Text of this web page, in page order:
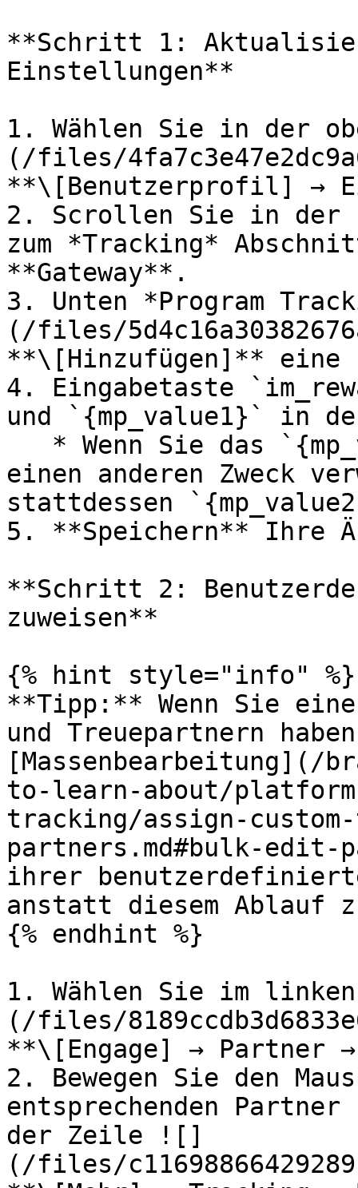
**Schritt 1:
Einstellungen**
1. Wählen Sie in der
(/files/
**\[Benutzerprofil] →
2. Scrollen Sie in der
zum *Tracking*
**Gateway**.
3. Unten *Program
(/files/
**\[Hinzufügen]** eine
4. Eingabetaste
und `{mp_value1}` in
einen anderen Zweck
stattdessen
5. **Speichern** Ihre
**Schritt 2:
zuweisen**
{% hint style="info" %}
**Tipp:** Wenn Sie
und Treuepartnern
[Massenbearbeitung](/
to-learn-about/
tracking/assign-
partners.md#bulk-edit-
ihrer
anstatt diesem Ablauf
{% endhint %}
1. Wählen Sie im
(/files/
**\[Engage] → Partner
2. Bewegen Sie den
entsprechenden Partner
der Zeile ![]
(/files/